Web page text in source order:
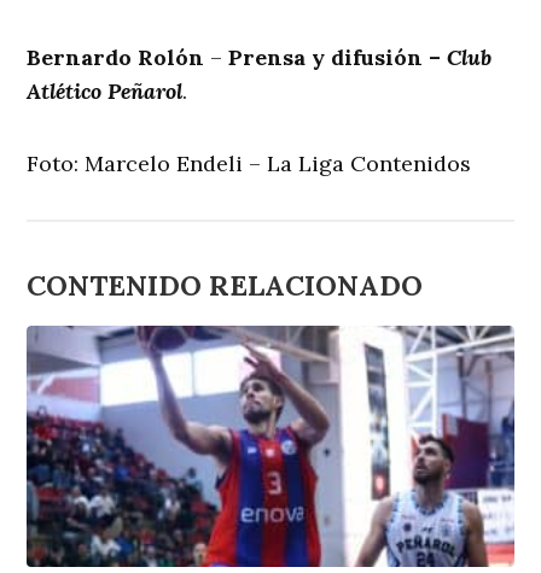
Bernardo Rolón –Prensa y difusión –Club
Atlético Peñarol.
Foto: Marcelo Endeli – La Liga Contenidos
CONTENIDO RELACIONADO